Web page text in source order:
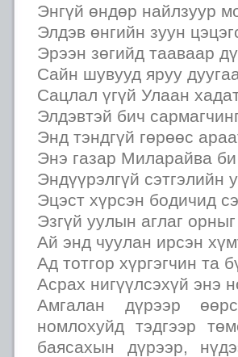
Энгүй өндөр найлзуур
Элдэв өнгийн зуун
Эрээн зөгийд тааваар
Сайн шувууд яруу
Сацлал үгүй Улаан
Элдэвтэй бич
Энд тэндгүй гөрөөс
Энэ газар Миларайва би
Эндүүрэлгүй сэтгэлийн
Эцэст хүрсэн бодичид
Эзгүй уулын аглаг
Ай энд чуулан ирсэн
Ад тотгор хүргэгчин та
Асрах нигүүлсэхүй энэ
Амгалан дүрээр
номлохуйд тэдгээр
баясахын дүрээр,